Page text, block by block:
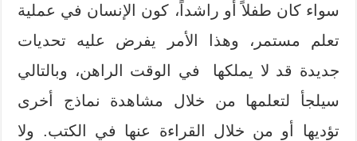
سواء كان طفلاً أو راشداً، كون الإنسان في عملية
تعلم مستمر، وهذا الأمر يفرض عليه تحديات
جديدة قد لا يملكها في الوقت الراهن، وبالتالي
سيلجأ لتعلمها من خلال مشاهدة نماذج أخرى
تؤديها أو من خلال القراءة عنها في الكتب. ولا